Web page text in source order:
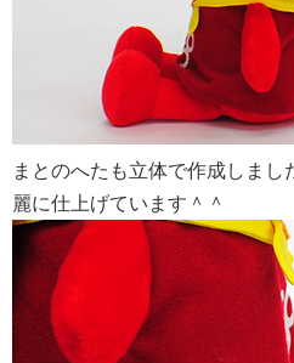
まとのへたも立体で作成しま
麗に仕上げています＾＾